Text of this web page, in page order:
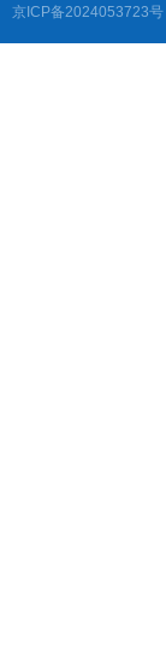
京ICP备2024053723号